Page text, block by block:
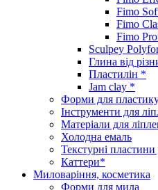
Fimo
Fimo
Fimo
Sculpey
Глина від
Пластилін *
Jam clay *
Форми для
Інструменти для
Матеріали для
Холодна емаль
Текстурні
Каттери*
Миловаріння, косметика
Форми для мила